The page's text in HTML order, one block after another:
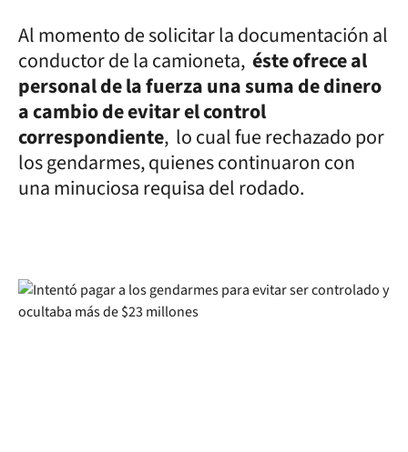
Al momento de solicitar la documentación al
conductor de la camioneta, éste ofrece al
personal de la fuerza una suma de dinero
a cambio de evitar el control
correspondiente, lo cual fue rechazado por
los gendarmes, quienes continuaron con
una minuciosa requisa del rodado.